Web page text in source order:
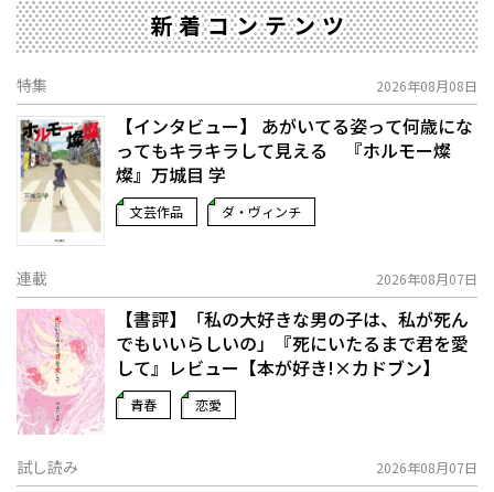
新着コンテンツ
特集 2026年08月08日
【インタビュー】 あがいてる姿って何歳にな
ってもキラキラして見える 『ホルモー燦
燦』万城目 学
文芸作品 ダ・ヴィンチ
連載 2026年08月07日
【書評】「私の大好きな男の子は、私が死ん
でもいいらしいの」――『死にいたるまで君を愛
して』レビュー【本が好き!×カドブン】
青春 恋愛
試し読み 2026年08月07日